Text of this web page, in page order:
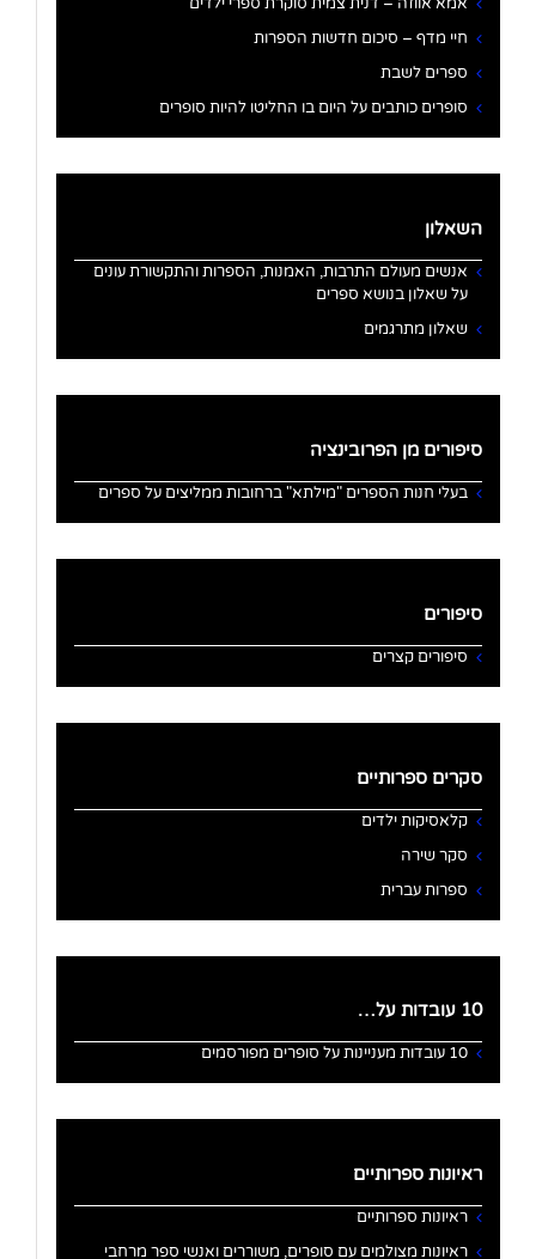
חיי מדף – סיכום חדשות הספרות
ספרים לשבת
סופרים כותבים על היום בו החליטו להיות סופרים
השאלון
אנשים מעולם התרבות, האמנות, הספרות והתקשורת עונים
על שאלון בנושא ספרים
שאלון מתרגמים
סיפורים מן הפרובינציה
בעלי חנות הספרים "מילתא" ברחובות ממליצים על ספרים
סיפורים
סיפורים קצרים
סקרים ספרותיים
קלאסיקות ילדים
סקר שירה
ספרות עברית
10 עובדות על…
10 עובדות מעניינות על סופרים מפורסמים
ראיונות ספרותיים
ראיונות ספרותיים
ראיונות מצולמים עם סופרים, משוררים ואנשי ספר מרחבי